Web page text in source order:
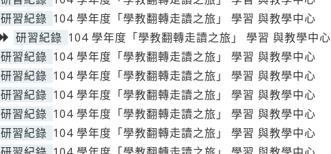
研習紀錄 104 學年度「學教翻轉走讀之旅」 學習 與教學中心
研習紀錄 104 學年度「學教翻轉走讀之旅」 學習 與教學中心
研習紀錄 104 學年度「學教翻轉走讀之旅」 學習 與教學中心
研習紀錄 104 學年度「學教翻轉走讀之旅」 學習 與教學中心
研習紀錄 104 學年度「學教翻轉走讀之旅」 學習 與教學中心
研習紀錄 104 學年度「學教翻轉走讀之旅」 學習 與教學中心
研習紀錄 104 學年度「學教翻轉走讀之旅」 學習 與教學中心